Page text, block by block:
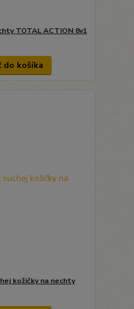
TOTAL ACTION 8v1
do košíka
kožičky na nechty